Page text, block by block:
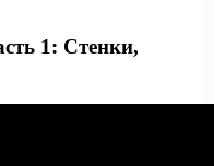
1: Стенки,